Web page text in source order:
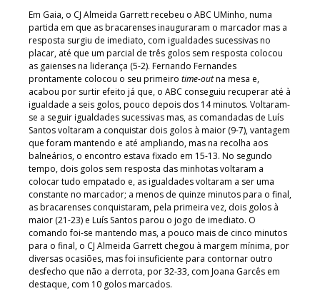
Em Gaia, o CJ Almeida Garrett recebeu o ABC UMinho, numa
partida em que as bracarenses inauguraram o marcador mas a
resposta surgiu de imediato, com igualdades sucessivas no
placar, até que um parcial de três golos sem resposta colocou
as gaienses na liderança (5-2). Fernando Fernandes
prontamente colocou o seu primeiro time-outna mesa e,
acabou por surtir efeito já que, o ABC conseguiu recuperar até à
igualdade a seis golos, pouco depois dos 14 minutos. Voltaram-
se a seguir igualdades sucessivas mas, as comandadas de Luís
Santos voltaram a conquistar dois golos à maior (9-7), vantagem
que foram mantendo e até ampliando, mas na recolha aos
balneários, o encontro estava fixado em 15-13. No segundo
tempo, dois golos sem resposta das minhotas voltaram a
colocar tudo empatado e, as igualdades voltaram a ser uma
constante no marcador; a menos de quinze minutos para o final,
as bracarenses conquistaram, pela primeira vez, dois golos à
maior (21-23) e Luís Santos parou o jogo de imediato. O
comando foi-se mantendo mas, a pouco mais de cinco minutos
para o final, o CJ Almeida Garrett chegou à margem mínima, por
diversas ocasiões, mas foi insuficiente para contornar outro
desfecho que não a derrota, por 32-33, com Joana Garcês em
destaque, com 10 golos marcados.